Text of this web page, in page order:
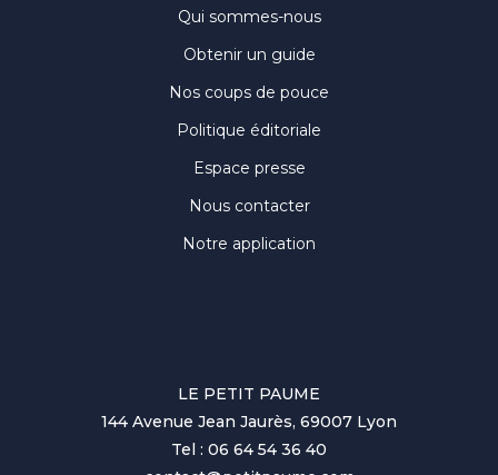
Qui sommes-nous
Obtenir un guide
Nos coups de pouce
Politique éditoriale
Espace presse
Nous contacter
Notre application
LE PETIT PAUME
144 Avenue Jean Jaurès, 69007 Lyon
Tel : 06 64 54 36 40